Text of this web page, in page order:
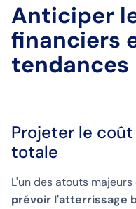
Anticiper
financiers
tendances
Projeter le
totale
L'un des atouts
prévoir l'atterrissage